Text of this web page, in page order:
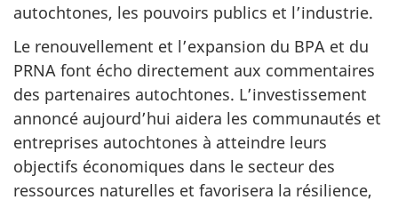
autochtones, les pouvoirs publics et l’industrie.
Le renouvellement et l’expansion du BPA et du
PRNA font écho directement aux commentaires
des partenaires autochtones. L’investissement
annoncé aujourd’hui aidera les communautés et
entreprises autochtones à atteindre leurs
objectifs économiques dans le secteur des
ressources naturelles et favorisera la résilience,